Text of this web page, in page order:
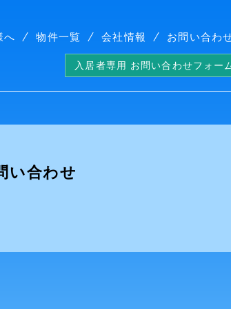
へ 物件一覧 会社情報 お問い合わ
入居者専用 お問い合わせフォー
い合わせ